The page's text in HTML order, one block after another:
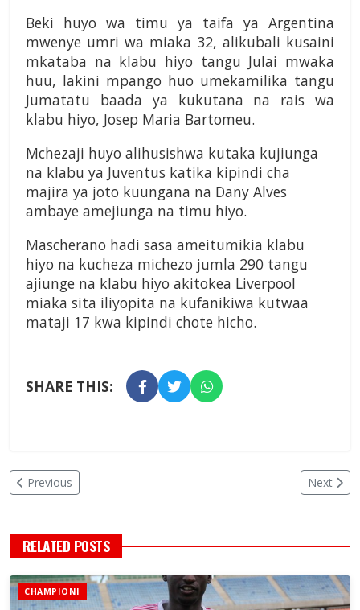
Beki huyo wa timu ya taifa ya Argentina
mwenye umri wa miaka 32, alikubali kusaini
mkataba na klabu hiyo tangu Julai mwaka
huu, lakini mpango huo umekamilika tangu
Jumatatu baada ya kukutana na rais wa
klabu hiyo, Josep Maria Bartomeu.
Mchezaji huyo alihusishwa kutaka kujiunga
na klabu ya Juventus katika kipindi cha
majira ya joto kuungana na Dany Alves
ambaye amejiunga na timu hiyo.
Mascherano hadi sasa ameitumikia klabu
hiyo na kucheza michezo jumla 290 tangu
ajiunge na klabu hiyo akitokea Liverpool
miaka sita iliyopita na kufanikiwa kutwaa
mataji 17 kwa kipindi chote hicho.
SHARE THIS:
Previous Next
RELATED POSTS
CHAMPIONI